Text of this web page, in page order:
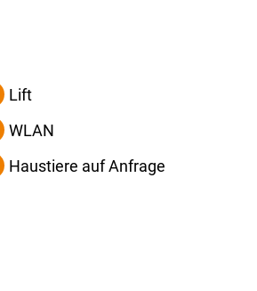
Lift
WLAN
Haustiere auf Anfrage